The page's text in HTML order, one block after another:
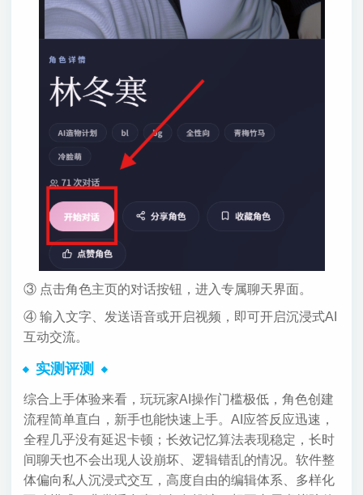
③ 点击角色主页的对话按钮，进入专属聊天界面。
④ 输入文字、发送语音或开启视频，即可开启沉浸式AI
互动交流。
实测评测
综合上手体验来看，玩玩家AI操作门槛极低，角色创建
流程简单直白，新手也能快速上手。AI应答反应迅速，
全程几乎没有延迟卡顿；长效记忆算法表现稳定，长时
间聊天也不会出现人设崩坏、逻辑错乱的情况。软件整
体偏向私人沉浸式交互，高度自由的编辑体系、多样化